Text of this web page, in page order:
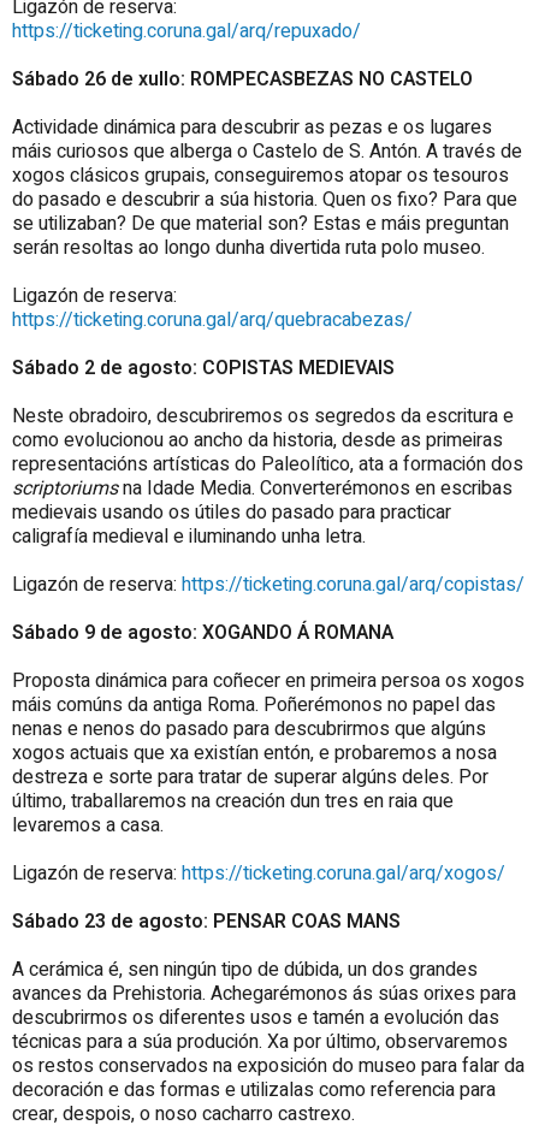
Ligazón de reserva:
https://ticketing.coruna.gal/arq/repuxado/
Sábado 26 de xullo: ROMPECASBEZAS NO CASTELO
Actividade dinámica para descubrir as pezas e os lugares
máis curiosos que alberga o Castelo de S. Antón. A través de
xogos clásicos grupais, conseguiremos atopar os tesouros
do pasado e descubrir a súa historia. Quen os fixo? Para que
se utilizaban? De que material son? Estas e máis preguntan
serán resoltas ao longo dunha divertida ruta polo museo.
Ligazón de reserva:
https://ticketing.coruna.gal/arq/quebracabezas/
Sábado 2 de agosto: COPISTAS MEDIEVAIS
Neste obradoiro, descubriremos os segredos da escritura e
como evolucionou ao ancho da historia, desde as primeiras
representacións artísticas do Paleolítico, ata a formación dos
scriptoriumsna Idade Media. Converterémonos en escribas
medievais usando os útiles do pasado para practicar
caligrafía medieval e iluminando unha letra.
Ligazón de reserva: https://ticketing.coruna.gal/arq/copistas/
Sábado 9 de agosto: XOGANDO Á ROMANA
Proposta dinámica para coñecer en primeira persoa os xogos
máis comúns da antiga Roma. Poñerémonos no papel das
nenas e nenos do pasado para descubrirmos que algúns
xogos actuais que xa existían entón, e probaremos a nosa
destreza e sorte para tratar de superar algúns deles. Por
último, traballaremos na creación dun tres en raia que
levaremos a casa.
Ligazón de reserva: https://ticketing.coruna.gal/arq/xogos/
Sábado 23 de agosto: PENSAR COAS MANS
A cerámica é, sen ningún tipo de dúbida, un dos grandes
avances da Prehistoria. Achegarémonos ás súas orixes para
descubrirmos os diferentes usos e tamén a evolución das
técnicas para a súa produción. Xa por último, observaremos
os restos conservados na exposición do museo para falar da
decoración e das formas e utilizalas como referencia para
crear, despois, o noso cacharro castrexo.